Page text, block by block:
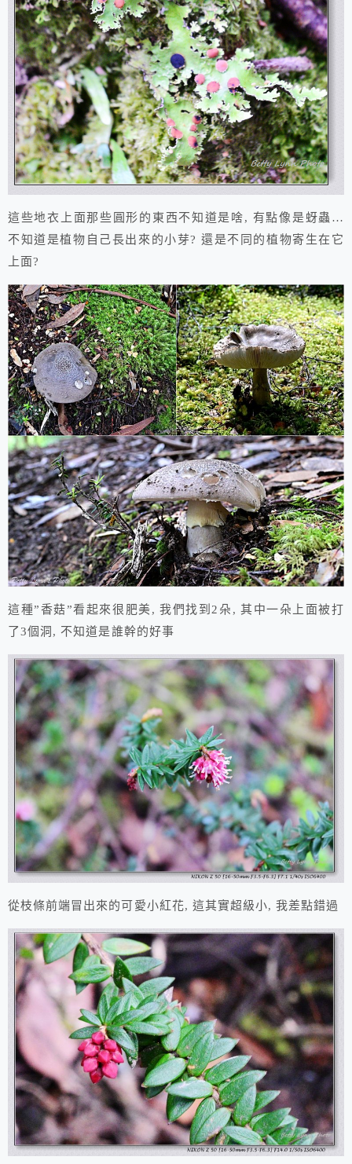
這些地衣上面那些圓形的東西不知道是啥, 有點像是蚜蟲…
不知道是植物自己長出來的小芽? 還是不同的植物寄生在它
上面?
這種”香菇”看起來很肥美, 我們找到2朵, 其中一朵上面被打
了3個洞, 不知道是誰幹的好事
從枝條前端冒出來的可愛小紅花, 這其實超級小, 我差點錯過